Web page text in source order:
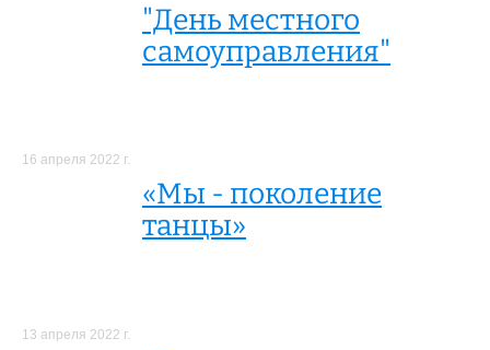
"День местного
самоуправления"
16 апреля 2022 г.
«Мы - поколение
танцы»
13 апреля 2022 г.